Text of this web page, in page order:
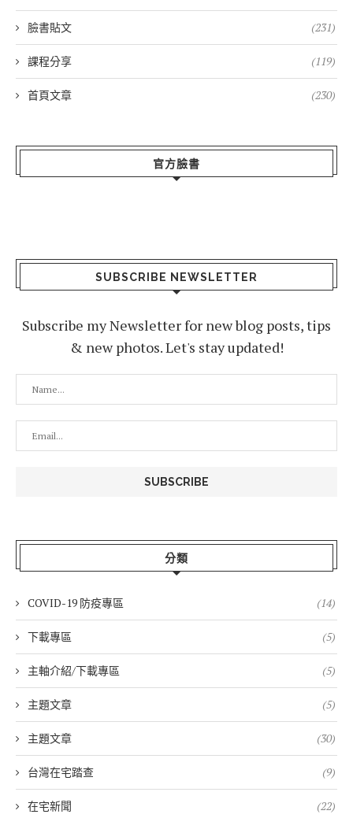
臉書貼文 (231)
課程分享 (119)
首頁文章 (230)
官方臉書
SUBSCRIBE NEWSLETTER
Subscribe my Newsletter for new blog posts, tips
& new photos. Let's stay updated!
分類
COVID-19 防疫專區 (14)
下載專區 (5)
主軸介紹/下載專區 (5)
主題文章 (5)
主題文章 (30)
台灣在宅踏查 (9)
在宅新聞 (22)